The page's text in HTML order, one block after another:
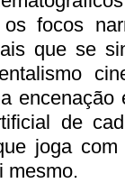
focos
que se
de
joga
mesmo.